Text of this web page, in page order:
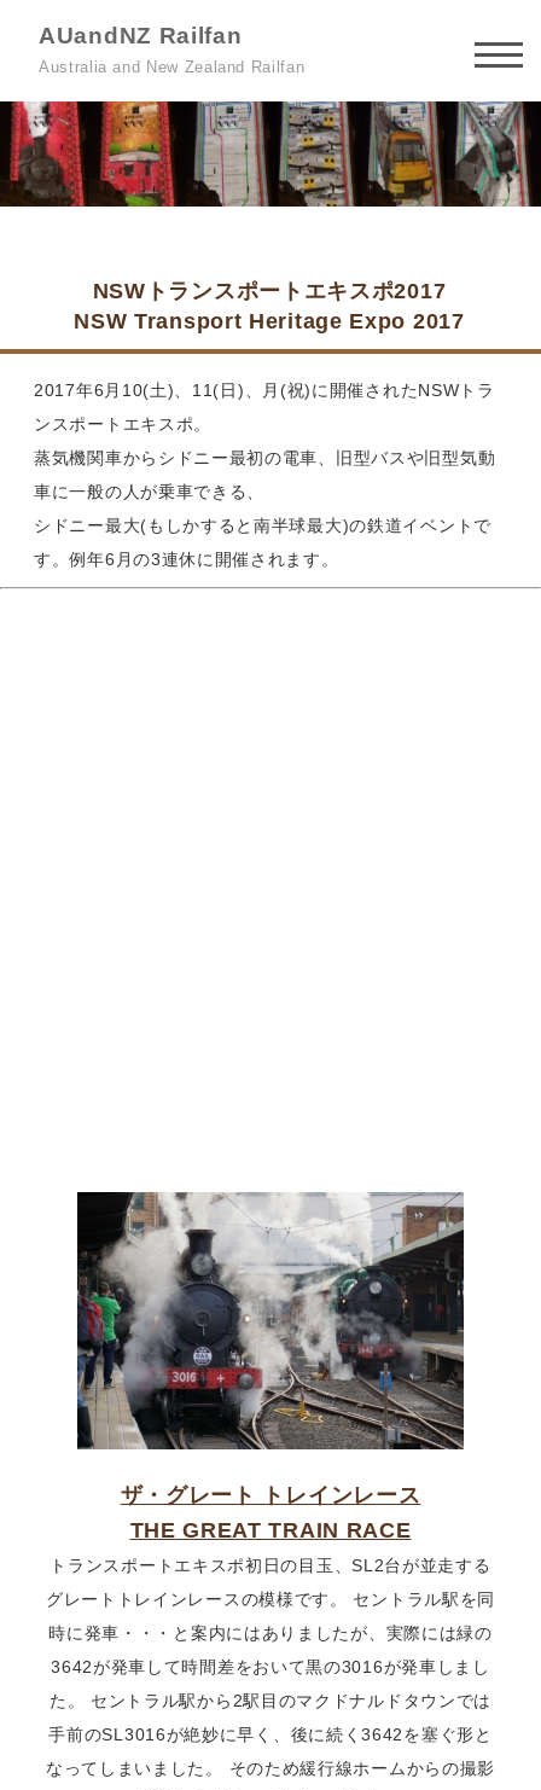
AUandNZ Railfan
Australia and New Zealand Railfan
NSWトランスポートエキスポ2017
NSW Transport Heritage Expo 2017
2017年6月10(土)、11(日)、月(祝)に開催されたNSWトラ
ンスポートエキスポ。
蒸気機関車からシドニー最初の電車、旧型バスや旧型気動
車に一般の人が乗車できる、
シドニー最大(もしかすると南半球最大)の鉄道イベントで
す。例年6月の3連休に開催されます。
ザ・グレート トレインレース
THE GREAT TRAIN RACE
トランスポートエキスポ初日の目玉、SL2台が並走する
グレートトレインレースの模様です。 セントラル駅を同
時に発車・・・と案内にはありましたが、実際には緑の
3642が発車して時間差をおいて黒の3016が発車しまし
た。 セントラル駅から2駅目のマクドナルドタウンでは
手前のSL3016が絶妙に早く、後に続く3642を塞ぐ形と
なってしまいました。 そのため緩行線ホームからの撮影